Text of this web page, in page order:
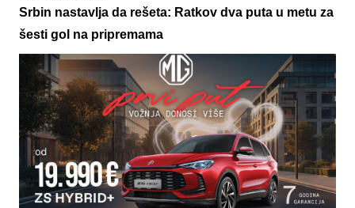
Srbin nastavlja da rešeta: Ratkov dva puta u metu za
šesti gol na pripremama